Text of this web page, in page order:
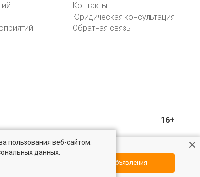
Посмотреть объявления
Контакты
Юридическая консультация
Обратная связь
16+
пользования веб-сайтом.
данных.